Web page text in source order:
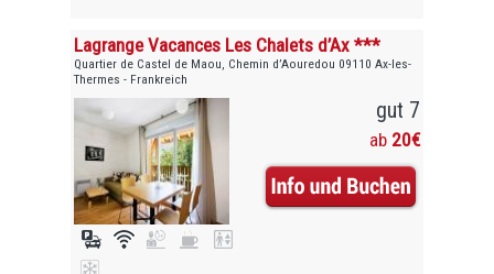
Lagrange Vacances Les Chalets d’Ax ***
Quartier de Castel de Maou, Chemin d’Aouredou 09110 Ax-les-
Thermes - Frankreich
gut 7
ab 20€